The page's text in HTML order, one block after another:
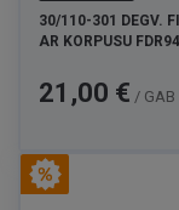
30/110-301 DEGV.
AR KORPUSU
Cena
21,00 € / GAB